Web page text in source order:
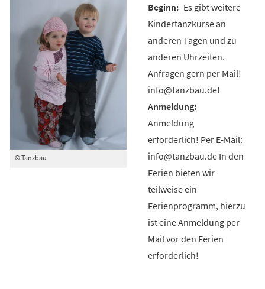
© Tanzbau
Es gibt weitere
Kindertanzkurse an
anderen Tagen und zu
anderen Uhrzeiten.
Anfragen gern per Mail!
info@tanzbau.de!
Anmeldung
erforderlich! Per E-Mail:
info@tanzbau.de In den
Ferien bieten wir
teilweise ein
Ferienprogramm, hierzu
ist eine Anmeldung per
Mail vor den Ferien
erforderlich!